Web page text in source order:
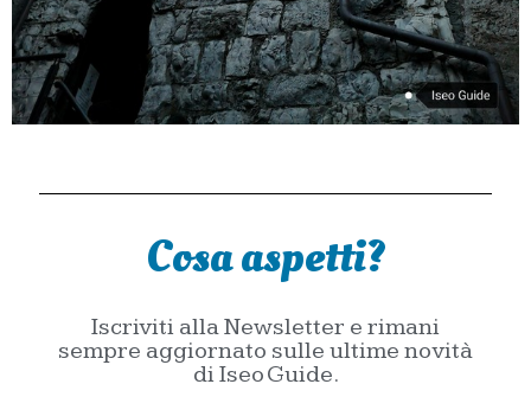
Cosa aspetti?
Iscriviti alla Newsletter e rimani
sempre aggiornato sulle ultime novità
di Iseo Guide.